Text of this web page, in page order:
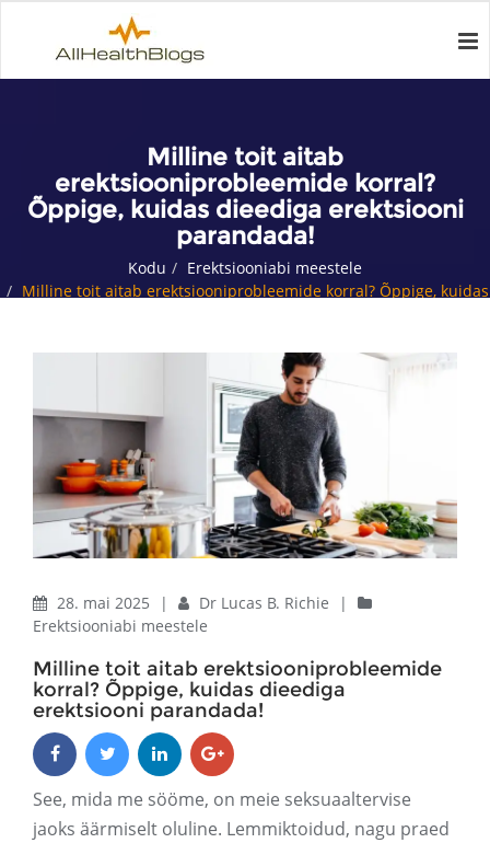
Milline toit aitab
erektsiooniprobleemide korral?
Õppige, kuidas dieediga erektsiooni
parandada!
Kodu
Erektsiooniabi meestele
Milline toit aitab erektsiooniprobleemide korral? Õppige, kuidas
28. mai 2025 | Dr Lucas B. Richie
|
Erektsiooniabi meestele
Milline toit aitab erektsiooniprobleemide
korral? Õppige, kuidas dieediga
erektsiooni parandada!
See, mida me sööme, on meie seksuaaltervise
jaoks äärmiselt oluline. Lemmiktoidud, nagu praed